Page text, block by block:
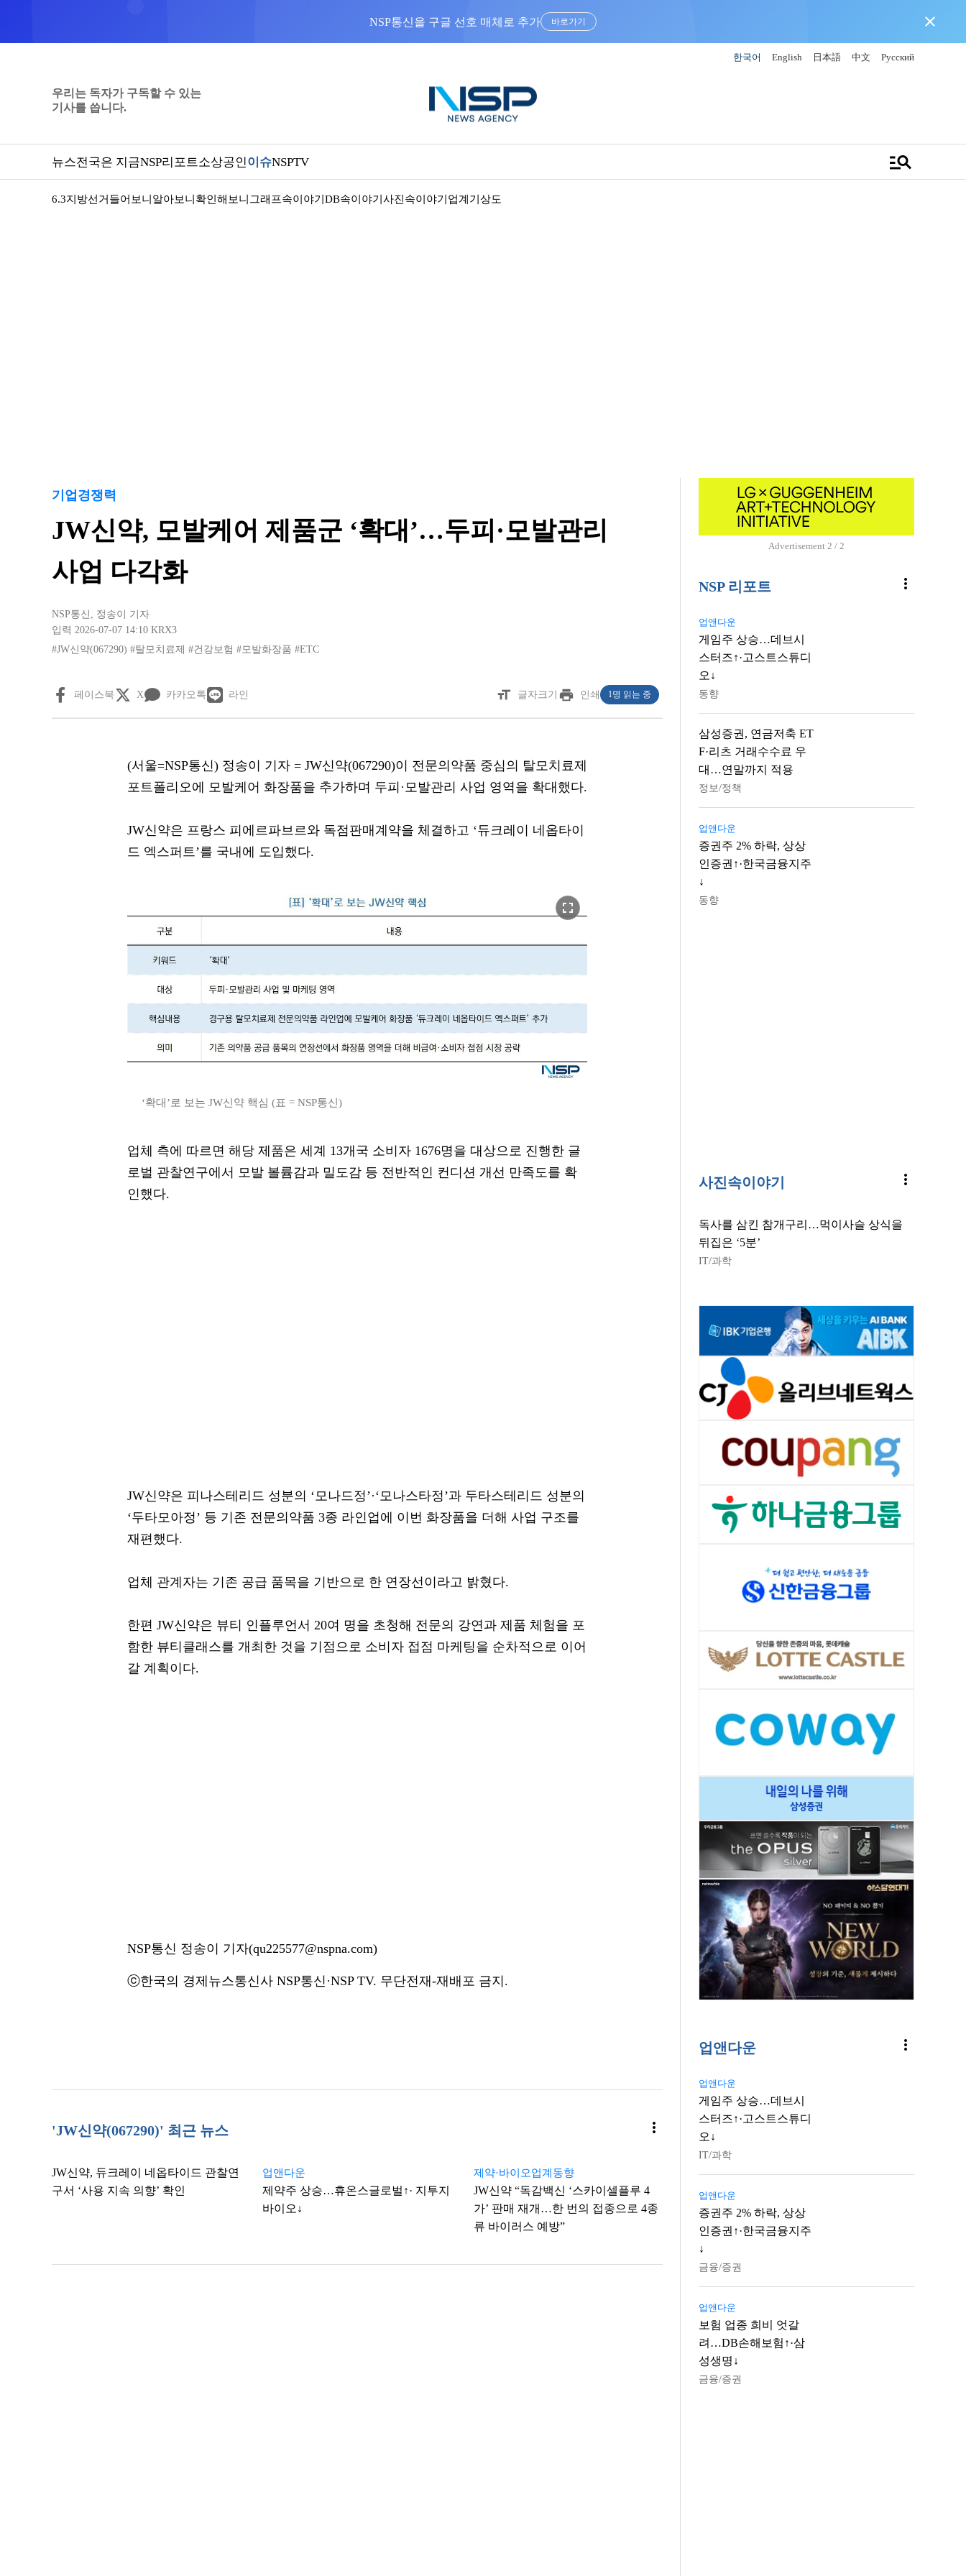
NSP통신을 구글 선호 매체로 추가 바로가기 close
한국어 English 日本語 中文 Русский
우리는 독자가 구독할 수 있는
기사를 씁니다.
뉴스전국은 지금NSP리포트소상공인이슈NSPTV manage_search
6.3지방선거 들어보니 알아보니 확인해보니 그래프속이야기 DB속이야기 사진속이야기 업계기상도
기업경쟁력
JW신약, 모발케어 제품군 ‘확대’…두피·모발관리
사업 다각화
NSP통신 , 정송이 기자
입력 2026-07-07 14:10 KRX3
#JW신약(067290) #탈모치료제 #건강보험 #모발화장품 #ETC
페이스북 X 카카오톡 라인 format_size 글자크기 print 인쇄 1명 읽는 중
(서울=NSP통신) 정송이 기자 = JW신약(067290)이 전문의약품 중심의 탈모치료제
포트폴리오에 모발케어 화장품을 추가하며 두피·모발관리 사업 영역을 확대했다.
JW신약은 프랑스 피에르파브르와 독점판매계약을 체결하고 ‘듀크레이 네옵타이
드 엑스퍼트’를 국내에 도입했다.
fullscreen
‘확대’로 보는 JW신약 핵심 (표 = NSP통신)
업체 측에 따르면 해당 제품은 세계 13개국 소비자 1676명을 대상으로 진행한 글
로벌 관찰연구에서 모발 볼륨감과 밀도감 등 전반적인 컨디션 개선 만족도를 확
인했다.
JW신약은 피나스테리드 성분의 ‘모나드정’·‘모나스타정’과 두타스테리드 성분의
‘두타모아정’ 등 기존 전문의약품 3종 라인업에 이번 화장품을 더해 사업 구조를
재편했다.
업체 관계자는 기존 공급 품목을 기반으로 한 연장선이라고 밝혔다.
한편 JW신약은 뷰티 인플루언서 20여 명을 초청해 전문의 강연과 제품 체험을 포
함한 뷰티클래스를 개최한 것을 기점으로 소비자 접점 마케팅을 순차적으로 이어
갈 계획이다.
NSP통신 정송이 기자(qu225577@nspna.com)
ⓒ한국의 경제뉴스통신사 NSP통신·NSP TV. 무단전재-재배포 금지.
'JW신약(067290)' 최근 뉴스 more_vert
JW신약, 듀크레이 네옵타이드 관찰연
구서 ‘사용 지속 의향’ 확인
업앤다운
제약주 상승…휴온스글로벌↑· 지투지
바이오↓
제약·바이오업계동향
JW신약 “독감백신 ‘스카이셀플루 4
가’ 판매 재개…한 번의 접종으로 4종
류 바이러스 예방”
Advertisement 2 / 2
NSP 리포트 more_vert
업앤다운
게임주 상승…데브시
스터즈↑·고스트스튜디
오↓
동향
삼성증권, 연금저축 ET
F·리츠 거래수수료 우
대…연말까지 적용
정보/정책
업앤다운
증권주 2% 하락, 상상
인증권↑·한국금융지주
↓
동향
사진속이야기 more_vert
독사를 삼킨 참개구리…먹이사슬 상식을
뒤집은 ‘5분’
IT/과학
업앤다운 more_vert
업앤다운
게임주 상승…데브시
스터즈↑·고스트스튜디
오↓
IT/과학
업앤다운
증권주 2% 하락, 상상
인증권↑·한국금융지주
↓
금융/증권
업앤다운
보험 업종 희비 엇갈
려…DB손해보험↑·삼
성생명↓
금융/증권